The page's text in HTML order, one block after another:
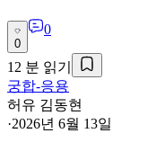
0
0
12 분 읽기
궁합-응용
허유 김동현
·2026년 6월 13일